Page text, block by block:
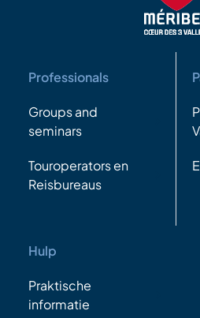
Professionals
Groups and
seminars
Touroperators en
Reisbureaus
Hulp
Praktische
informatie